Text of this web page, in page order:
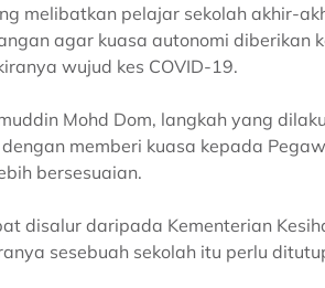
melibatkan pelajar sekolah akhir-
agar kuasa autonomi diberikan
wujud kes COVID-19.
Mohd Dom, langkah yang
memberi kuasa kepada
bersesuaian.
disalur daripada Kementerian
sesebuah sekolah itu perlu